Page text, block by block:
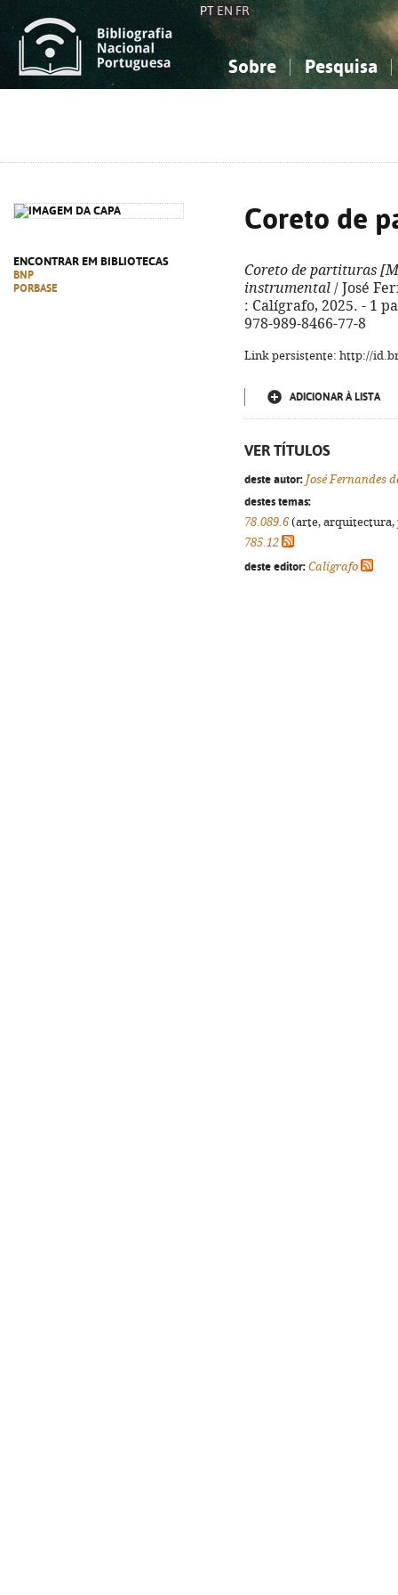
PT EN FR
Sobre Pesquisa
ENCONTRAR EM BIBLIOTECAS
BNP
PORBASE
Coreto de
Coreto de partituras
instrumental / José
: Calígrafo, 2025. - 1
978-989-8466-77-8
Link persistente: http://
ADICIONAR À LISTA
VER TÍTULOS
deste autor: José Fernandes
destes temas:
78.089.6(arte, arquitectura,
785.12
deste editor: Calígrafo